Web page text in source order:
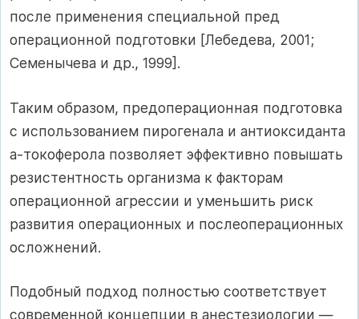
после применения специальной пред
операционной подготовки [Лебедева, 2001;
Семенычева и др., 1999].
Таким образом, предоперационная подготовка
с использованием пирогенала и антиоксиданта
а-токоферола позволяет эффективно повышать
резистентность организма к факторам
операционной агрессии и уменьшить риск
развития операционных и послеоперационных
осложнений.
Подобный подход полностью соответствует
современной концепции в анестезиологии —